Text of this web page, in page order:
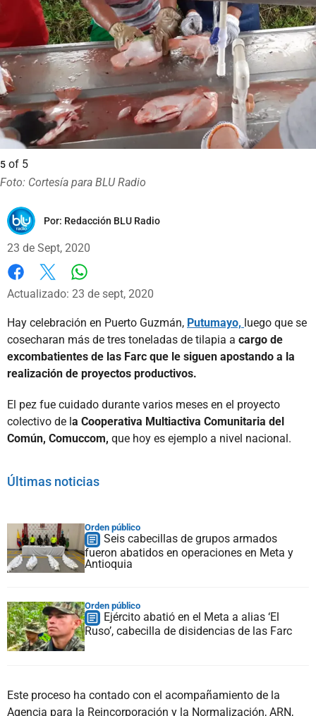
5 of 5
Foto: Cortesía para BLU Radio
Por: Redacción BLU Radio
23 de Sept, 2020
Facebook
X Whatsapp
Actualizado: 23 de sept, 2020
Hay celebración en Puerto Guzmán, Putumayo, luego que se
cosecharan más de tres toneladas de tilapia a cargo de
excombatientes de las Farc que le siguen apostando a la
realización de proyectos productivos.
El pez fue cuidado durante varios meses en el proyecto
colectivo de la Cooperativa Multiactiva Comunitaria del
Común, Comuccom, que hoy es ejemplo a nivel nacional.
Últimas noticias
Orden público
Seis cabecillas de grupos armados
fueron abatidos en operaciones en Meta y
Antioquia
Orden público
Ejército abatió en el Meta a alias ‘El
Ruso’, cabecilla de disidencias de las Farc
Este proceso ha contado con el acompañamiento de la
Agencia para la Reincorporación y la Normalización, ARN,